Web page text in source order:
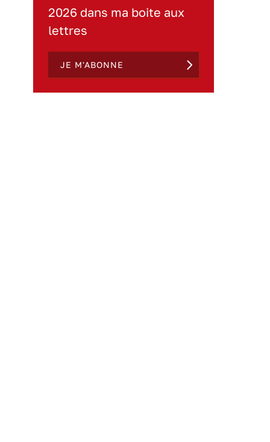
2026 dans ma boite aux
lettres
JE M'ABONNE